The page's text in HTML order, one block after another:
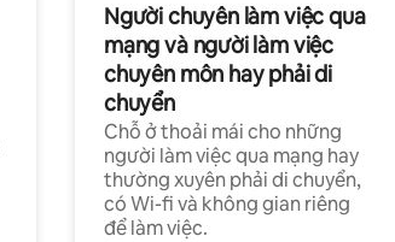
Người chuyên làm việc qua
mạng và người làm việc
chuyên môn hay phải di
chuyển
Chỗ ở thoải mái cho những
người làm việc qua mạng hay
thường xuyên phải di chuyển,
có Wi-fi và không gian riêng
để làm việc.